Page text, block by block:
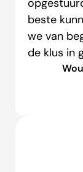
beste
we van
de klus in